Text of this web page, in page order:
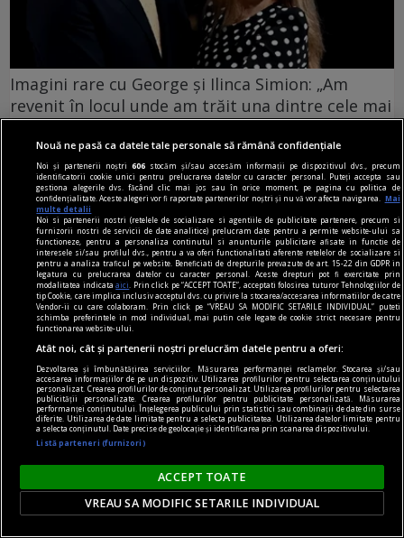
Imagini rare cu George și Ilinca Simion: „Am
revenit în locul unde am trăit una dintre cele mai
George Simion și Ilinca trăiesc o frumoasă
poveste de dragoste, iar în această perioadă se
bucură de clipe emoționante, care îi aduc și mai
aproape. Soția politicianului este însărcinată
pentru a doua oară, iar până când copilul va veni
pe lume, cei doi se bucură de momente de vis
împreună.
Nouă ne pasă ca datele tale personale să rămână confidențiale
Noi și partenerii noștri606 stocăm și/sau accesăm informații pe dispozitivul dvs., precum
identificatorii cookie unici pentru prelucrarea datelor cu caracter personal. Puteți accepta sau
gestiona alegerile dvs. făcând clic mai jos sau în orice moment, pe pagina cu politica de
confidențialitate. Aceste alegeri vor fi raportate partenerilor noștri și nu vă vor afecta navigarea.
Mai
multe detalii
Noi si partenerii nostri (retelele de socializare si agentiile de publicitate partenere, precum si
furnizorii nostri de servicii de date analitice) prelucram date pentru a permite website-ului sa
functioneze, pentru a personaliza continutul si anunturile publicitare afisate in functie de
interesele si/sau profilul dvs., pentru a va oferi functionalitati aferente retelelor de socializare si
pentru a analiza traficul pe website. Beneficiati de drepturile prevazute de art. 15-22 din GDPR in
legatura cu prelucrarea datelor cu caracter personal. Aceste drepturi pot fi exercitate prin
modalitatea indicataaici
. Prin click pe “ACCEPT TOATE”, acceptati folosirea tuturor Tehnologiilor de
tip Cookie, care implica inclusiv acceptul dvs. cu privire la stocarea/accesarea informatiilor de catre
Vendor-ii cu care colaboram. Prin click pe “VREAU SA MODIFIC SETARILE INDIVIDUAL” puteti
schimba preferintele in mod individual, mai putin cele legate de cookie strict necesare pentru
functionarea website-ului.
Atât noi, cât și partenerii noștri prelucrăm datele pentru a oferi:
Dezvoltarea și îmbunătățirea serviciilor. Măsurarea performanței reclamelor. Stocarea și/sau
accesarea informațiilor de pe un dispozitiv. Utilizarea profilurilor pentru selectarea conținutului
personalizat. Crearea profilurilor de conținut personalizat. Utilizarea profilurilor pentru selectarea
publicității personalizate. Crearea profilurilor pentru publicitate personalizată. Măsurarea
performanței conținutului. Înțelegerea publicului prin statistici sau combinații de date din surse
diferite. Utilizarea de date limitate pentru a selecta publicitatea. Utilizarea datelor limitate pentru
a selecta conținutul. Date precise de geolocație și identificarea prin scanarea dispozitivului.
Listă parteneri (furnizori)
ACCEPT TOATE
VREAU SA MODIFIC SETARILE INDIVIDUAL